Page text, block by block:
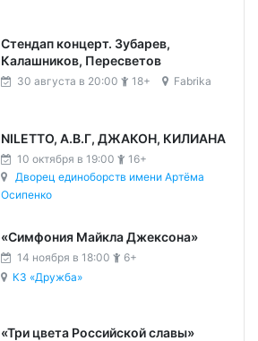
Стендап концерт. Зубарев,
Калашников, Пересветов
30 августа в 20:00 18+ Fabrika
NILETTO, А.В.Г, ДЖАКОН, КИЛИАНА
10 октября в 19:00
16+
Дворец единоборств имени Артёма
Осипенко
«Симфония Майкла Джексона»
14 ноября в 18:00
6+
КЗ «Дружба»
«Три цвета Российской славы»